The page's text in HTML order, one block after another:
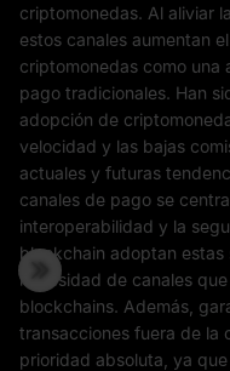
criptomonedas. Al aliviar
estos canales aumentan
criptomonedas como una
pago tradicionales. Han
adopción de
velocidad y las bajas
actuales y futuras
canales de pago se
interoperabilidad y la
blockchain adoptan
necesidad de canales
blockchains. Además,
transacciones fuera de la
prioridad absoluta, ya